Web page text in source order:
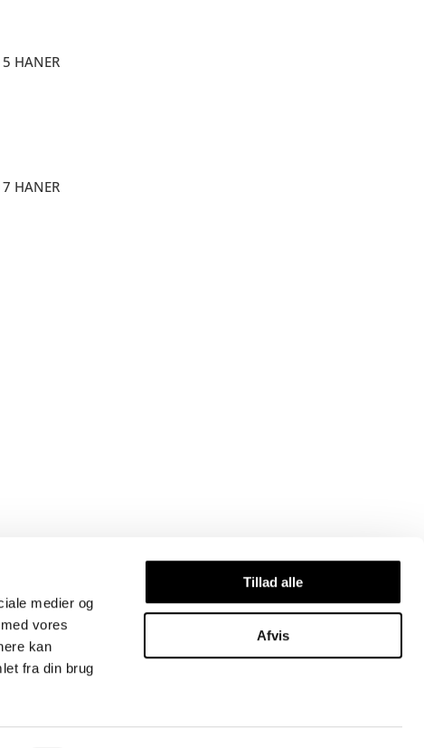
medier og
vores
kan
fra din brug
Tillad alle
Afvis
HANER
HANER